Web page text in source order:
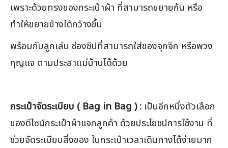
เพราะด้วยทรงของกระเป๋าผ้า ที่สามารถขยายก้น หรือ
ทำให้ขยายข้างได้กว้างขึ้น
พร้อมกับลูกเล่น ช่องซิปที่สามารถใส่ของจุกจิก หรือพวง
กุญแจ ตามประสาแม่บ้านได้ด้วย
กระเป๋าจัดระเบียบ ( Bag in Bag ) : เป็นอีกหนึ่งตัวเลือก
ของดีไซน์กระเป๋าผ้าแจกลูกค้า ด้วยประโยชน์การใช้งาน ที่
ช่วยจัดระเบียบสิ่งของ ในกระเป๋าเวลาเดินทางได้ง่ายมาก